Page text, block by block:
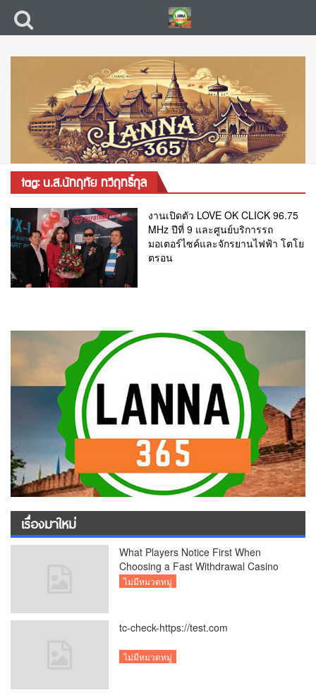
tag: น.ส.นัทฤทัย ทวีฤทธิ์กุล
งานเปิดตัว LOVE OK CLICK 96.75
MHz ปีที่ 9 และศูนย์บริการรถ
มอเตอร์ไซค์และจักรยานไฟฟ้า โตโย
ตรอน
เรื่องมาใหม่
What Players Notice First When
Choosing a Fast Withdrawal Casino
UK
ไม่มีหมวดหมู่
tc-check-https://test.com
ไม่มีหมวดหมู่